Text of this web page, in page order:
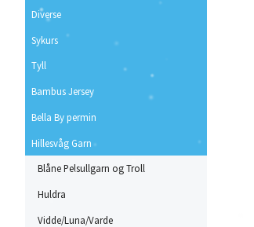
Diverse
Sykurs
Tyll
Bambus Jersey
Bella By permin
Hillesvåg Garn
Blåne Pelsullgarn og Troll
Huldra
Vidde/Luna/Varde